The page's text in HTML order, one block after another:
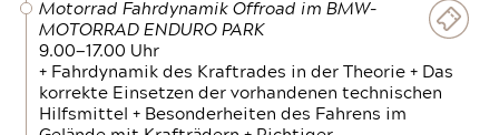
Motorrad Fahrdynamik Offroad im BMW-
MOTORRAD ENDURO PARK
9.00—17.00 Uhr
+ Fahrdynamik des Kraftrades in der Theorie + Das
korrekte Einsetzen der vorhandenen technischen
Hilfsmittel + Besonderheiten des Fahrens im